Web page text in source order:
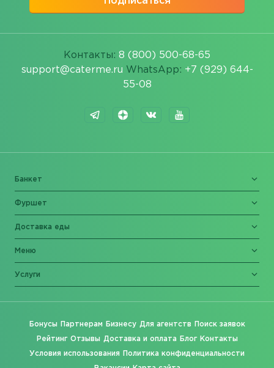
Контакты: 8 (800) 500-68-65
support@caterme.ru WhatsApp: +7 (929) 644-
55-08
Банкет
Фуршет
Доставка еды
Меню
Услуги
Бонусы Партнерам Бизнесу Для агентств Поиск заявок
Рейтинг Отзывы Доставка и оплата Блог Контакты
Условия использования Политика конфиденциальности